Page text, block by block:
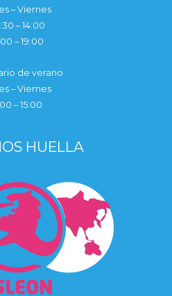
– Viernes
– 14:00
– 19:00
de verano
– Viernes
– 15:00
HUELLA